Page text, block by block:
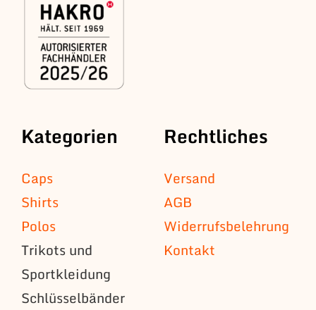
Kategorien
Caps
Shirts
Polos
Trikots und
Sportkleidung
Schlüsselbänder
Rechtliches
Versand
AGB
Widerrufsbelehrung
Kontakt